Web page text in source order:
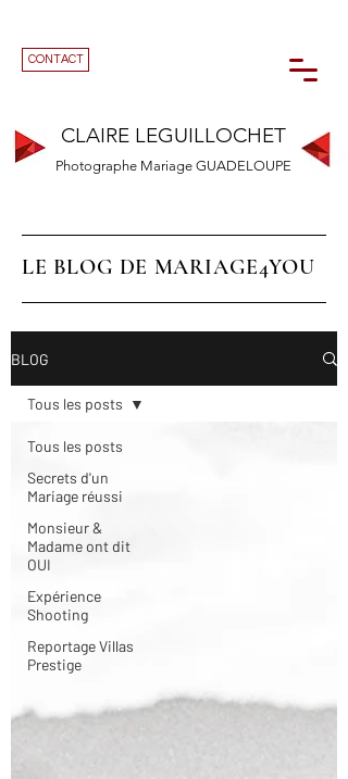
CLAIRE LEGUILLOCHET
Photographe Mariage GUADELOUPE
CONTACT
LE BLOG DE MARIAGE4YOU
BLOG
Tous les posts
Secrets d'un
Mariage réussi
Monsieur &
Madame ont dit
OUI
Expérience
Shooting
Reportage Villas
Prestige
Tous les posts